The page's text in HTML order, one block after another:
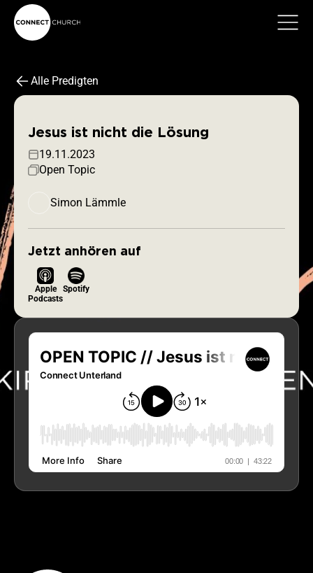
Alle Predigten
Jesus ist nicht die Lösung
19.11.2023
Open Topic
Simon Lämmle
Jetzt anhören auf
Apple
Podcasts
Spotify